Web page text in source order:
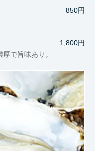
850円
1,800円
で旨味あり。